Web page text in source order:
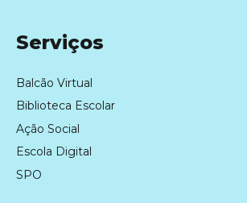
Serviços
Balcão Virtual
Biblioteca Escolar
Ação Social
Escola Digital
SPO